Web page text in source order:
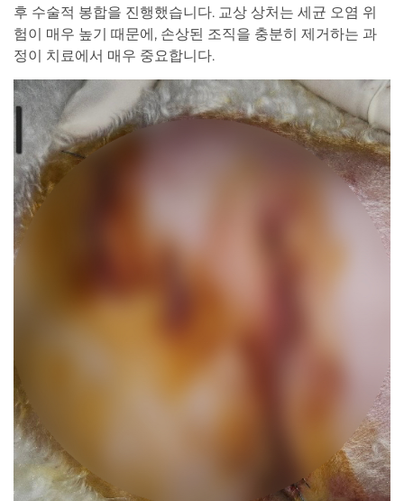
후 수술적 봉합을 진행했습니다. 교상 상처는 세균 오염 위
험이 매우 높기 때문에, 손상된 조직을 충분히 제거하는 과
정이 치료에서 매우 중요합니다.